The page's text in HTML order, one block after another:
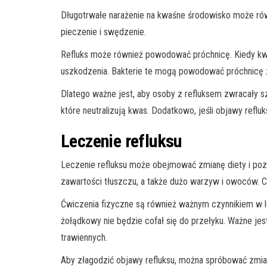
Długotrwałe narażenie na kwaśne środowisko może
pieczenie i swędzenie.
Refluks może również powodować próchnicę. Kiedy
uszkodzenia. Bakterie te mogą powodować próchnicę
Dlatego ważne jest, aby osoby z refluksem zwracały
które neutralizują kwas. Dodatkowo, jeśli objawy
Leczenie refluksu
Leczenie refluksu może obejmować zmianę diety i
zawartości tłuszczu, a także dużo warzyw i owoców.
Ćwiczenia fizyczne są również ważnym czynnikiem
żołądkowy nie będzie cofał się do przełyku. Ważne
trawiennych.
Aby złagodzić objawy refluksu, można spróbować